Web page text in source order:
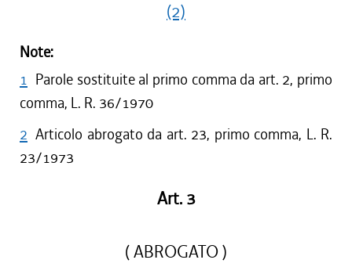
(2)
Note:
1 Parole sostituite al primo comma da art. 2, primo
comma, L. R. 36/1970
2 Articolo abrogato da art. 23, primo comma, L. R.
23/1973
Art. 3
( ABROGATO )